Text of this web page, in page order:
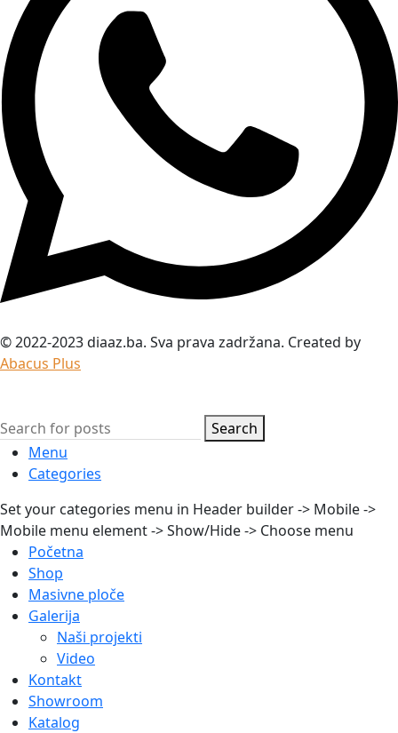
© 2022-2023 diaaz.ba. Sva prava zadržana. Created by
Abacus Plus
Search
Menu
Categories
Set your categories menu in Header builder -> Mobile ->
Mobile menu element -> Show/Hide -> Choose menu
Početna
Shop
Masivne ploče
Galerija
Naši projekti
Video
Kontakt
Showroom
Katalog